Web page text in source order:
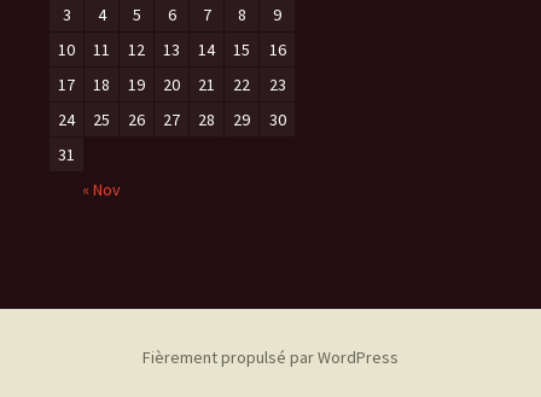
« Nov
3
4 5 6 7 8
9
10
11 12 13 14 15
16
17
18 19 20 21 22
23
24
25 26 27 28 29
30
31
Fièrement propulsé par WordPress